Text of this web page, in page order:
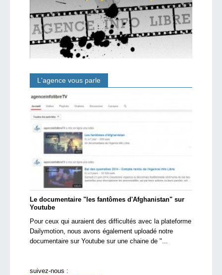
L'agence vous parle
Le documentaire "les fantômes d'Afghanistan" sur
Youtube
Pour ceux qui auraient des difficultés avec la plateforme
Dailymotion, nous avons également uploadé notre
documentaire sur Youtube sur une chaine de "...
suivez-nous :